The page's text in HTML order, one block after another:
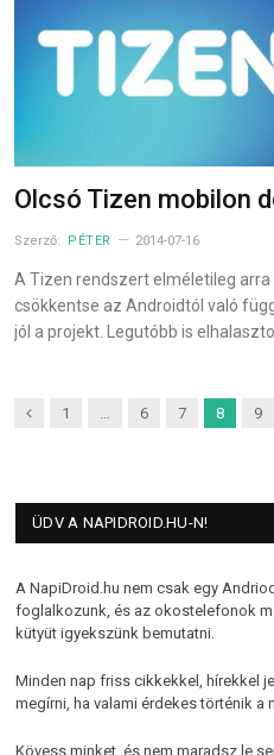
Olcsó Tizen mobilon
Szerző: PÉTER 2014-07-16
A Tizen rendszert elméletileg
csökkentse az Androidtól való
jól a projekt. Legutóbb is
Previous
1 6 7 8 9
ÜDV A NAPIDROID.HU-N!
A NapiDroid.hu nem csak egy
foglalkozunk, és az okostelefonok
kütyüt igyekszünk bemutatni.
Minden nap friss cikkekkel, hírekkel
megírni, ha valami érdekes történik a
Kövess minket, és nem maradsz le